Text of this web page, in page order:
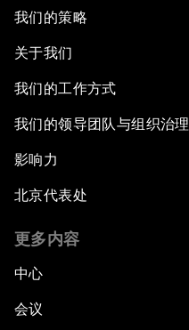
我们的策略
关于我们
我们的工作方式
我们的领导团队与组织治理
影响力
北京代表处
更多内容
中心
会议